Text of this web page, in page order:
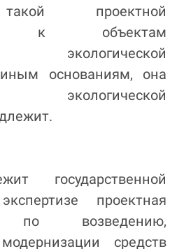
проектной
к объектам
экологической
основаниям, она
экологической
государственной
проектная
по возведению,
средств